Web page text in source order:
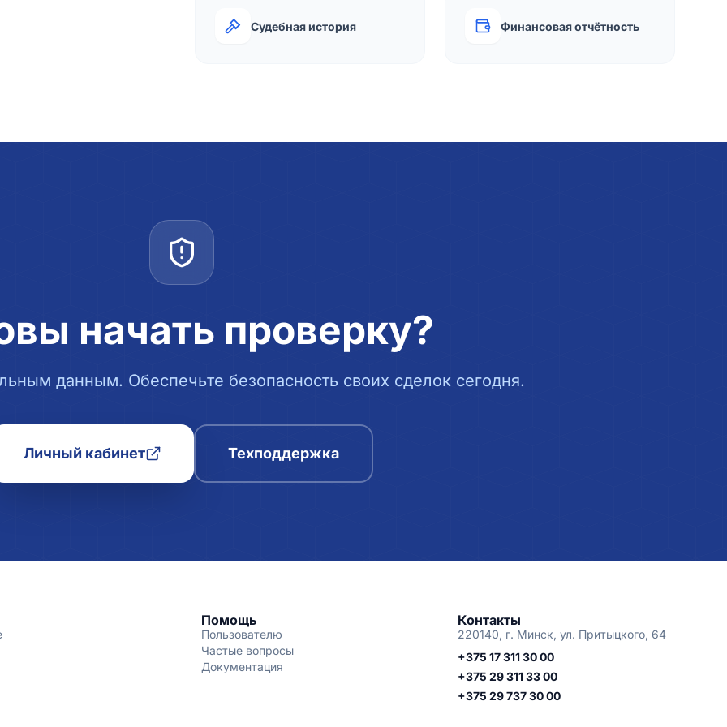
Судебная история Финансовая отчётность
начать проверку?
данным. Обеспечьте безопасность своих сделок сегодня.
Личный кабинет Техподдержка
Помощь
Пользователю
Частые вопросы
Документация
Контакты
220140, г. Минск, ул. Притыцкого, 64
+375 17 311 30 00
+375 29 311 33 00
+375 29 737 30 00